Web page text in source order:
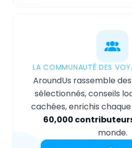
LA COMMUNAUTÉ DES
AroundUs rassemble
sélectionnés, conseils
cachées, enrichis
60,000
monde.